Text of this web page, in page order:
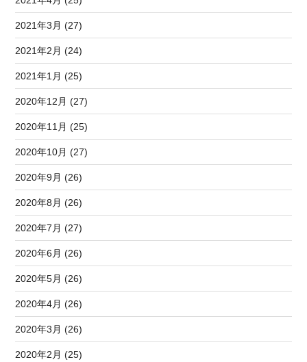
2021年3月 (27)
2021年2月 (24)
2021年1月 (25)
2020年12月 (27)
2020年11月 (25)
2020年10月 (27)
2020年9月 (26)
2020年8月 (26)
2020年7月 (27)
2020年6月 (26)
2020年5月 (26)
2020年4月 (26)
2020年3月 (26)
2020年2月 (25)